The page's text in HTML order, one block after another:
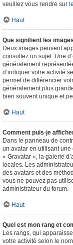
veuillez vous rendre sur
Haut
Que signifient les
Deux images peuvent
consultez un sujet. Une
généralement
d’indiquer votre activité
permet de différencier
généralement plus
bien souvent unique et
Haut
Comment puis-je
Dans le panneau de
un avatar en utilisant
« Gravatar », la galerie
locales. Les
des avatars et des
vous ne pouvez pas
administrateur du forum.
Haut
Quel est mon rang et
Les rangs, qui
votre activité selon le